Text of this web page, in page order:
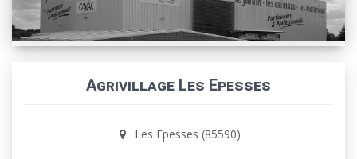
Agrivillage Les Epesses
Les Epesses (85590)